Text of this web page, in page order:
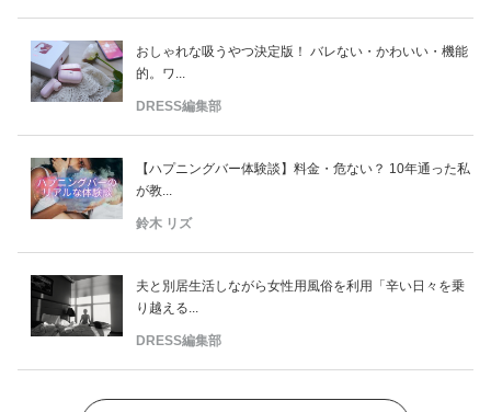
おしゃれな吸うやつ決定版！ バレない・かわいい・機能
的。ワ...
DRESS編集部
【ハプニングバー体験談】料金・危ない？ 10年通った私
が教...
鈴木 リズ
夫と別居生活しながら女性用風俗を利用「辛い日々を乗
り越える...
DRESS編集部